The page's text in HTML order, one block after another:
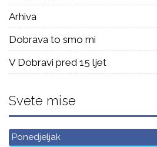
Arhiva
Dobrava to smo mi
V Dobravi pred 15 ljet
Svete mise
Ponedjeljak